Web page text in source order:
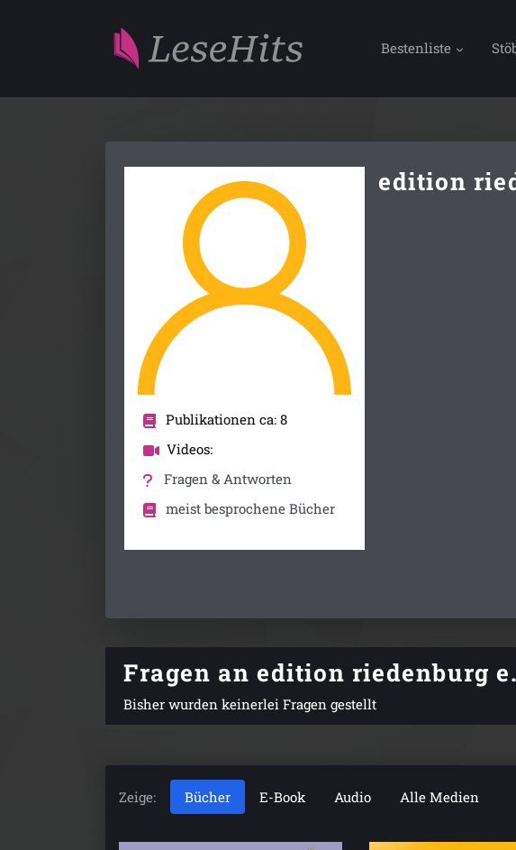
Bestenliste
Publikationen ca: 8
Videos:
Fragen & Antworten
meist besprochene Bücher
edition
Fragen an edition riedenburg
Bisher wurden keinerlei Fragen gestellt
Zeige: Bücher E-Book Audio Alle Medien